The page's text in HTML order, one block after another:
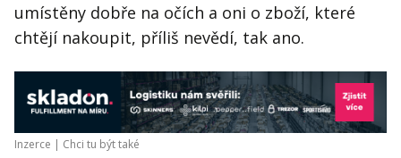
umístěny dobře na očích a oni o zboží, které
chtějí nakoupit, příliš nevědí, tak ano.
Inzerce | Chci tu být také